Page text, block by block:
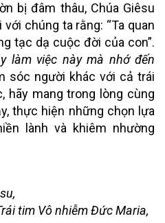
bị đâm thâu, Chúa Giêsu
chúng ta rằng: “Ta quan
tạc dạ cuộc đời của con”.
làm việc này mà nhớ đến
sóc người khác với cả trái
hãy mang trong lòng cùng
thực hiện những chọn lựa
lành và khiêm nhường
tim Vô nhiễm Đức Maria,